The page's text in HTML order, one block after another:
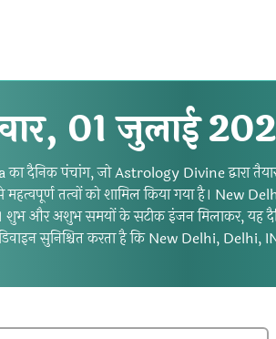
01 जुलाई
पंचांग, जो Astrology Divine द्वारा तैयार
महत्वपूर्ण तत्वों को शामिल किया गया है। New
और अशुभ समयों के सटीक इंजन मिलाकर, यह
सुनिश्चित करता है कि New Delhi,